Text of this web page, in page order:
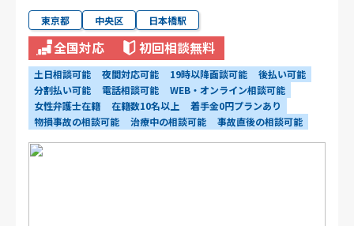
東京都 中央区 日本橋駅
全国対応 初回相談無料
土日相談可能 夜間対応可能 19時以降面談可能
後払い可能
分割払い可能
電話相談可能
WEB・オンライン相談可能
女性弁護士在籍
在籍数10名以上
着手金0円プランあり
物損事故の相談可能
治療中の相談可能 事故直後の相談可能